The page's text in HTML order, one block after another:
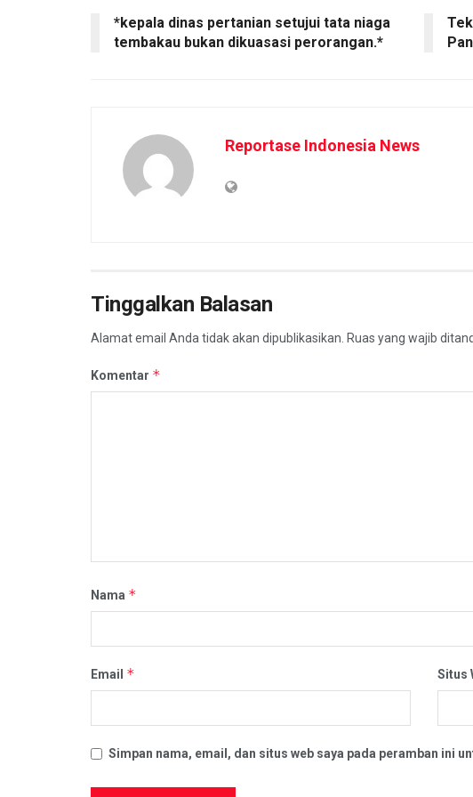
*kepala dinas pertanian setujui tata niaga
tembakau bukan dikuasasi perorangan.*
Reportase Indonesia News
Tinggalkan Balasan
Alamat email Anda tidak akan dipublikasikan. Ruas yang wajib
Komentar *
Nama *
Email * Situs
Simpan nama, email, dan situs web saya pada peramban ini